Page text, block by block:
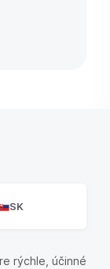
SK
rýchle, účinné